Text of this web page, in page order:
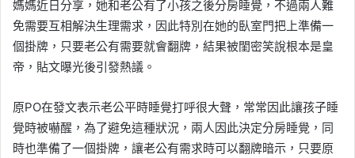
媽媽近日分享，她和老公有了小孩之後分房睡覺，不過兩人難
免需要互相解決生理需求，因此特別在她的臥室門把上準備一
個掛牌，只要老公有需要就會翻牌，結果被閨密笑說根本是皇
帝，貼文曝光後引發熱議。
原PO在發文表示老公平時睡覺打呼很大聲，常常因此讓孩子睡
覺時被嚇醒，為了避免這種狀況，兩人因此決定分房睡覺，同
時也準備了一個掛牌，讓老公有需求時可以翻牌暗示，只要原